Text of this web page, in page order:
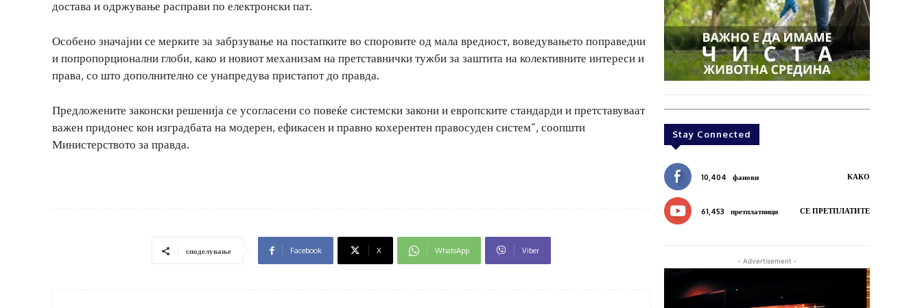
достава и одржување расправи по електронски пат.
Особено значајни се мерките за забрзување на постапките во споровите од мала вредност, воведувањето поправедни
и попропорционални глоби, како и новиот механизам на претставнички тужби за заштита на колективните интереси и
права, со што дополнително се унапредува пристапот до правда.
Предложените законски решенија се усогласени со повеќе системски закони и европските стандарди и претставуваат
важен придонес кон изградбата на модерен, ефикасен и правно кохерентен правосуден систем“, соопшти
Министерството за правда.
споделување Facebook X WhatsApp Viber
Stay Connected
10,404 фанови КАКО
61,453 претплатници СЕ ПРЕТПЛАТИТЕ
- Advertisement -